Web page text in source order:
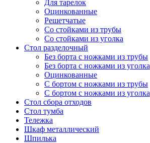
Для тарелок
Оцинкованные
Решетчатые
Со стойками из трубы
Со стойками из уголка
Стол разделочный
Без борта с ножками из трубы
Без борта с ножками из уголка
Оцинкованные
С бортом с ножками из трубы
С бортом с ножками из уголка
Стол сбора отходов
Стол тумба
Тележка
Шкаф металлический
Шпилька